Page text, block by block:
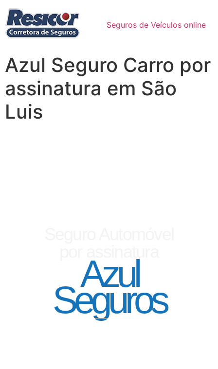
Seguros de Veículos online
Azul Seguro Carro por
assinatura em São
Luis
Azul
Seguros